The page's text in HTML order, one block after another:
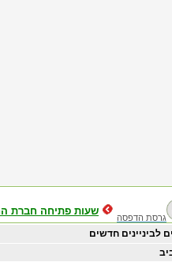
שעות פתיחה חברת
גרסת הדפסה
לביניינים חדשים